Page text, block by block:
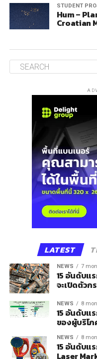
STUDENT
Hum –
Croatian
LATEST
NEWS 7
15 อันดับแ
จะเปิดตัวก
NEWS 8
15 อันดับแ
ของผู้บริโภ
NEWS 8
15 อันดับแ
Laser